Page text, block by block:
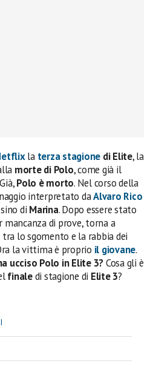
la terza stagione di Elite, la
morte di Polo, come già il
Polo è morto. Nel corso della
interpretato daAlvaro Rico
di Marina. Dopo essere stato
di prove, torna a
tra lo sgomento e la rabbia dei
la vittima è proprio il giovane.
ucciso Polo in Elite 3?Cosa gli è
finaledi stagione di Elite 3?